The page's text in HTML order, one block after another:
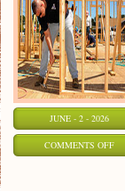
JUNE - 2 - 2026
COMMENTS OFFON